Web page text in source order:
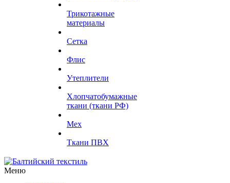
Трикотажные
материалы
Сетка
Флис
Утеплители
Хлопчатобумажные
ткани (ткани РФ)
Мех
Ткани ПВХ
Меню